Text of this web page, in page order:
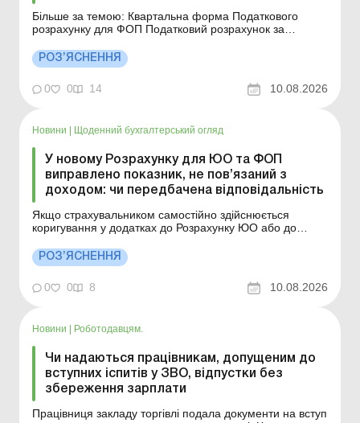
Більше за темою: Квартальна форма Податкового
розрахунку для ФОП Податковий розрахунок за
липень 2026 року Яким чином подається Розрахунок
ЮО та додаток 4ДФ до нього за відокремлений
підрозділ, не уповноважений нараховувати, утримувати
і сплачувати (перер...
РОЗ’ЯСНЕННЯ
0 0 14 10.08.2026
Новини | Щоденний бухгалтерський огляд
У новому Розрахунку для ЮО та ФОП
виправлено показник, не пов’язаний з
доходом: чи передбачена відповідальність
Якщо страхувальником самостійно здійснюється
коригування у додатках до Розрахунку ЮО або до
застрахованій особі, що не стосуються сум
нарахованої зарплати/доходу та сум ЄСВ, які
використовуються в Держреєстрі, то фінсанкції та
адмінвідповідальність за п...
РОЗ’ЯСНЕННЯ
0 0 8 10.08.2026
Новини Роботодавцям.
Чи надаються працівникам, допущеним до
вступних іспитів у ЗВО, відпустки без
збереження зарплати
Працівниця закладу торгівлі подала документи на вступ